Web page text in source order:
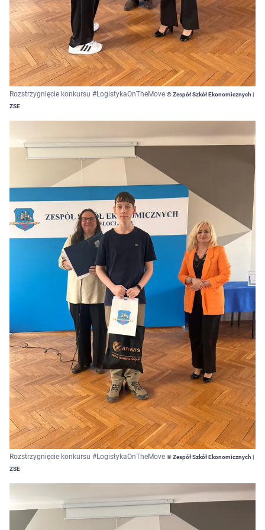
Rozstrzygnięcie konkursu #LogistykaOnTheMove © Zespół Szkół Ekonomicznych |
ZSE
Rozstrzygnięcie konkursu #LogistykaOnTheMove © Zespół Szkół Ekonomicznych |
ZSE